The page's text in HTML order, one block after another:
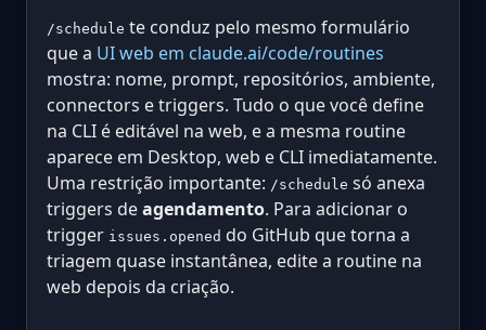
/schedule te conduz pelo mesmo formulário
que a UI web em claude.ai/code/routines
mostra: nome, prompt, repositórios, ambiente,
connectors e triggers. Tudo o que você define
na CLI é editável na web, e a mesma routine
aparece em Desktop, web e CLI imediatamente.
Uma restrição importante: /schedule só anexa
triggers deagendamento. Para adicionar o
trigger issues.opened do GitHub que torna a
triagem quase instantânea, edite a routine na
web depois da criação.